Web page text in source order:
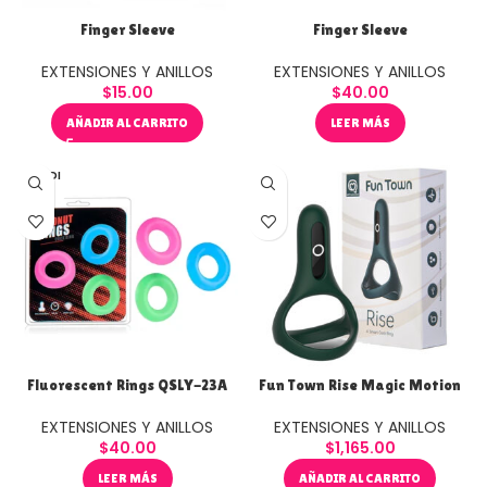
Finger Sleeve
EXTENSIONES Y ANILLOS
$15.00
AÑADIR AL CARRITO
Finger Sleeve
EXTENSIONES Y ANILLOS
$40.00
LEER MÁS
VENDI
DO
Fluorescent Rings QSLY-23A
EXTENSIONES Y ANILLOS
$40.00
LEER MÁS
Fun Town Rise Magic Motion
EXTENSIONES Y ANILLOS
$1,165.00
AÑADIR AL CARRITO